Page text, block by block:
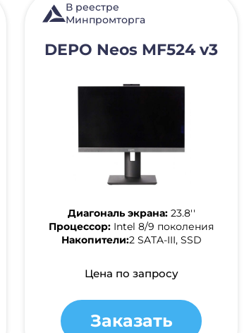
В реестре
Минпромторга
DEPO Neos MF524 v3
Диагональ экрана:23.8''
Процессор: Intel 8/9 поколения
Накопители:2 SATA-III, SSD
Цена по запросу
Заказать